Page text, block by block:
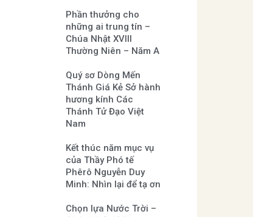
Phần thưởng cho
những ai trung tín –
Chúa Nhật XVIII
Thường Niên – Năm A
Quý sơ Dòng Mến
Thánh Giá Kẻ Sở hành
hương kính Các
Thánh Tử Đạo Việt
Nam
Kết thúc năm mục vụ
của Thầy Phó tế
Phêrô Nguyễn Duy
Minh: Nhìn lại để tạ ơn
Chọn lựa Nước Trời –